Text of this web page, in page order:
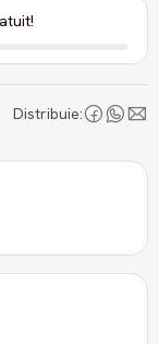
Distribuie: